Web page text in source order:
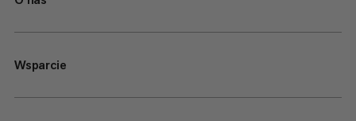
Wsparcie